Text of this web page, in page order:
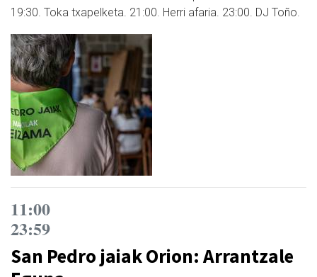
19:30. Toka txapelketa. 21:00. Herri afaria. 23:00. DJ Toño.
11:00
23:59
San Pedro jaiak Orion: Arrantzale